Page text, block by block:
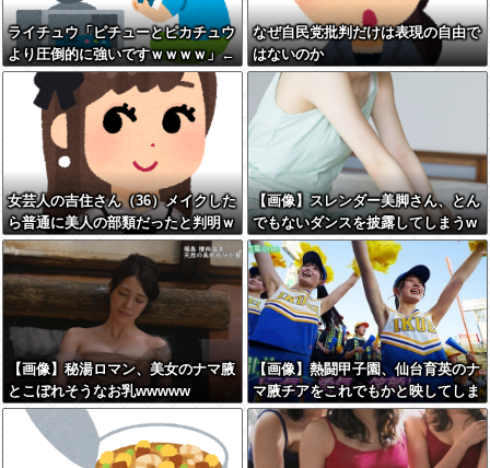
ライチュウ「ピチューとピカチュウ
より圧倒的に強いですｗｗｗｗ」←
こいつが不人気な理由
なぜ自民党批判だけは表現の自由で
はないのか
女芸人の吉住さん（36）メイクした
ら普通に美人の部類だったと判明ｗ
ｗｗｗｗｗｗｗｗ
【画像】スレンダー美脚さん、とん
でもないダンスを披露してしまうw
wwwwwwww
【画像】秘湯ロマン、美女のナマ腋
とこぼれそうなお乳wwwww
【画像】熱闘甲子園、仙台育英のナ
マ腋チアをこれでもかと映してしま
うwww